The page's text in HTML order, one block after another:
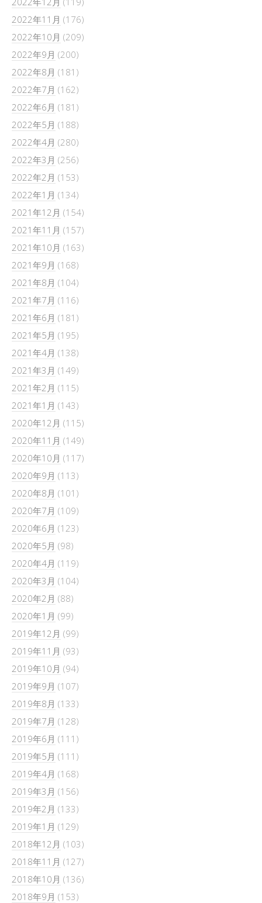
2022年11月 (176)
2022年10月 (209)
2022年9月 (200)
2022年8月 (181)
2022年7月 (162)
2022年6月 (181)
2022年5月 (188)
2022年4月 (280)
2022年3月 (256)
2022年2月 (153)
2022年1月 (134)
2021年12月 (154)
2021年11月 (157)
2021年10月 (163)
2021年9月 (168)
2021年8月 (104)
2021年7月 (116)
2021年6月 (181)
2021年5月 (195)
2021年4月 (138)
2021年3月 (149)
2021年2月 (115)
2021年1月 (143)
2020年12月 (115)
2020年11月 (149)
2020年10月 (117)
2020年9月 (113)
2020年8月 (101)
2020年7月 (109)
2020年6月 (123)
2020年5月 (98)
2020年4月 (119)
2020年3月 (104)
2020年2月 (88)
2020年1月 (99)
2019年12月 (99)
2019年11月 (93)
2019年10月 (94)
2019年9月 (107)
2019年8月 (133)
2019年7月 (128)
2019年6月 (111)
2019年5月 (111)
2019年4月 (168)
2019年3月 (156)
2019年2月 (133)
2019年1月 (129)
2018年12月 (103)
2018年11月 (127)
2018年10月 (136)
2018年9月 (153)